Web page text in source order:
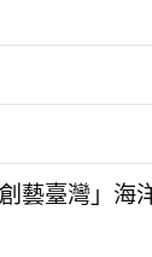
藝臺灣」海